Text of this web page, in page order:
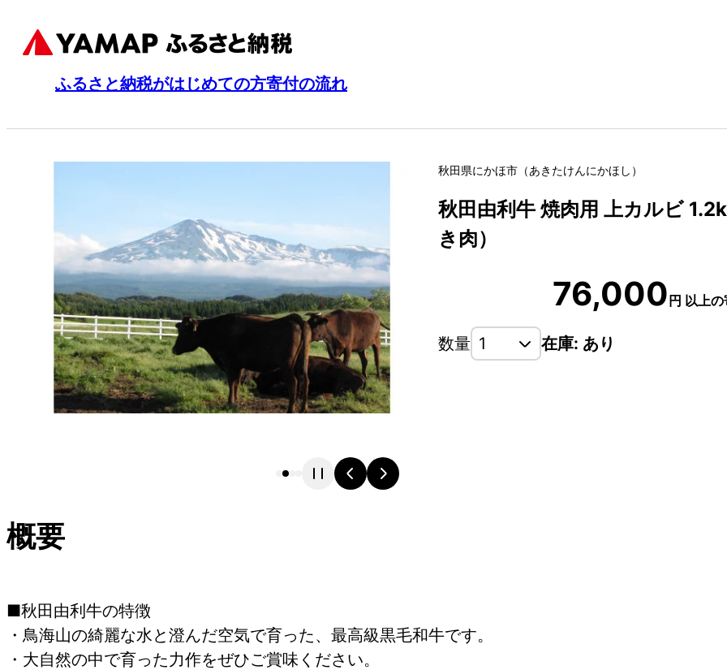
ふるさと納税がはじめての方寄付の流れ
秋田県にかほ市 （あきたけんにかほし ）
秋田由利牛 焼肉用 上カルビ
き肉）
76,000円 以上
数量 在庫: あり
概要
■秋田由利牛の特徴
・鳥海山の綺麗な水と澄んだ空気で育った、最高級黒毛和牛です。
・大自然の中で育った力作をぜひご賞味ください。